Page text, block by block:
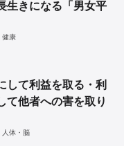
生きになる「男女平
健康
して利益を取る・利
て他者への害を取り
人体・脳